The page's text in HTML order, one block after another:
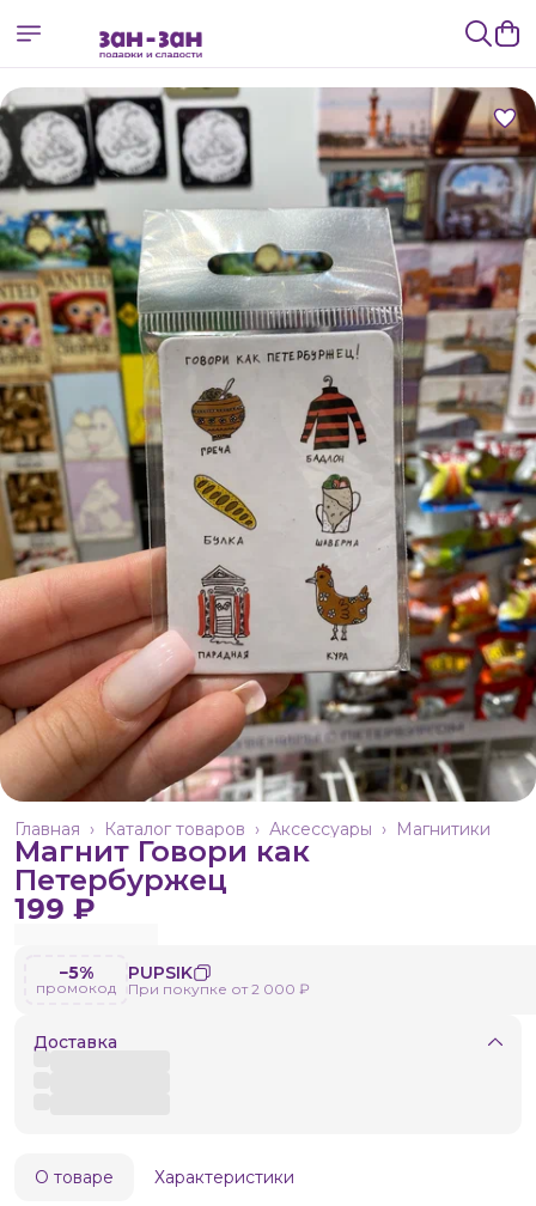
Магнитики
Аксессуары ›
Каталог товаров ›
Главная ›
Магнит Говори как
Петербуржец
199 ₽
−5%
промокод
PUPSIK
При покупке от 2 000 ₽
Доставка
О товаре Характеристики